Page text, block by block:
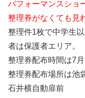
パフォーマンスショ
整理券がなくても見
整理件1枚で中学生
者は保護者エリア。
整理券配布時間は7
整理券配布場所は池
石井横自動扉前